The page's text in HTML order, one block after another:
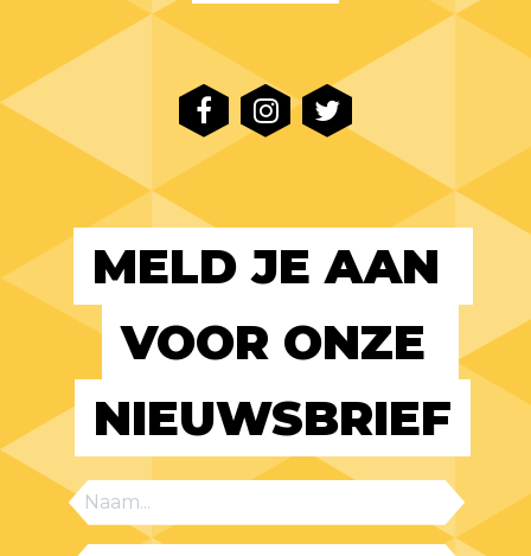
MELD JE AAN
VOOR ONZE
NIEUWSBRIEF